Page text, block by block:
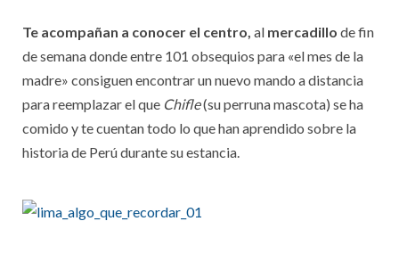
Te acompañan a conocer el centro, al mercadillo de fin
de semana donde entre 101 obsequios para «el mes de la
madre» consiguen encontrar un nuevo mando a distancia
para reemplazar el que Chifle(su perruna mascota) se ha
comido y te cuentan todo lo que han aprendido sobre la
historia de Perú durante su estancia.